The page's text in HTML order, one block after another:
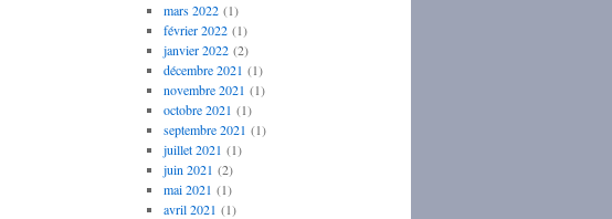
mars 2022(1)
février 2022(1)
janvier 2022(2)
décembre 2021 (1)
novembre 2021 (1)
octobre 2021 (1)
septembre 2021 (1)
juillet 2021 (1)
juin 2021 (2)
mai 2021 (1)
avril 2021 (1)